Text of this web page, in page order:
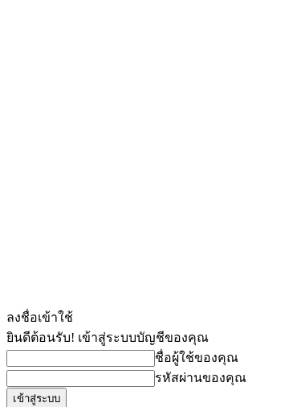
ลงชื่อเข้าใช้
ยินดีต้อนรับ! เข้าสู่ระบบบัญชีของคุณ
ชื่อผู้ใช้ของคุณ
รหัสผ่านของคุณ